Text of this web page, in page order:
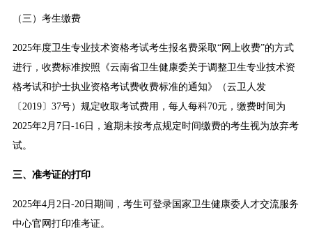
（三）考生缴费
2025年度卫生专业技术资格考试考生报名费采取“网上收费”的方式
进行，收费标准按照《云南省卫生健康委关于调整卫生专业技术资
格考试和护士执业资格考试费收费标准的通知》（云卫人发
〔2019〕37号）规定收取考试费用，每人每科70元，缴费时间为
2025年2月7日-16日，逾期未按考点规定时间缴费的考生视为放弃考
试。
三、准考证的打印
2025年4月2日-20日期间，考生可登录国家卫生健康委人才交流服务
中心官网打印准考证。